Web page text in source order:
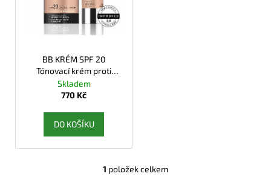
BB KRÉM SPF 20
Tónovací krém proti
stárnutí SPF 2.0
Skladem
770 Kč
DO KOŠÍKU
O
1 položek celkem